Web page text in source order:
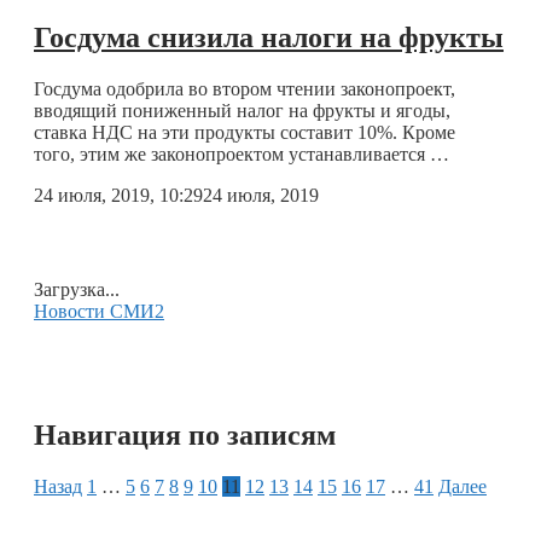
Госдума снизила налоги на фрукты
Госдума одобрила во втором чтении законопроект,
вводящий пониженный налог на фрукты и ягоды,
ставка НДС на эти продукты составит 10%. Кроме
того, этим же законопроектом устанавливается …
24 июля, 2019, 10:2924 июля, 2019
Загрузка...
Новости СМИ2
Навигация по записям
Назад 1 … 5 6 7 8 9 10 11 12 13 14 15 16 17 … 41 Далее